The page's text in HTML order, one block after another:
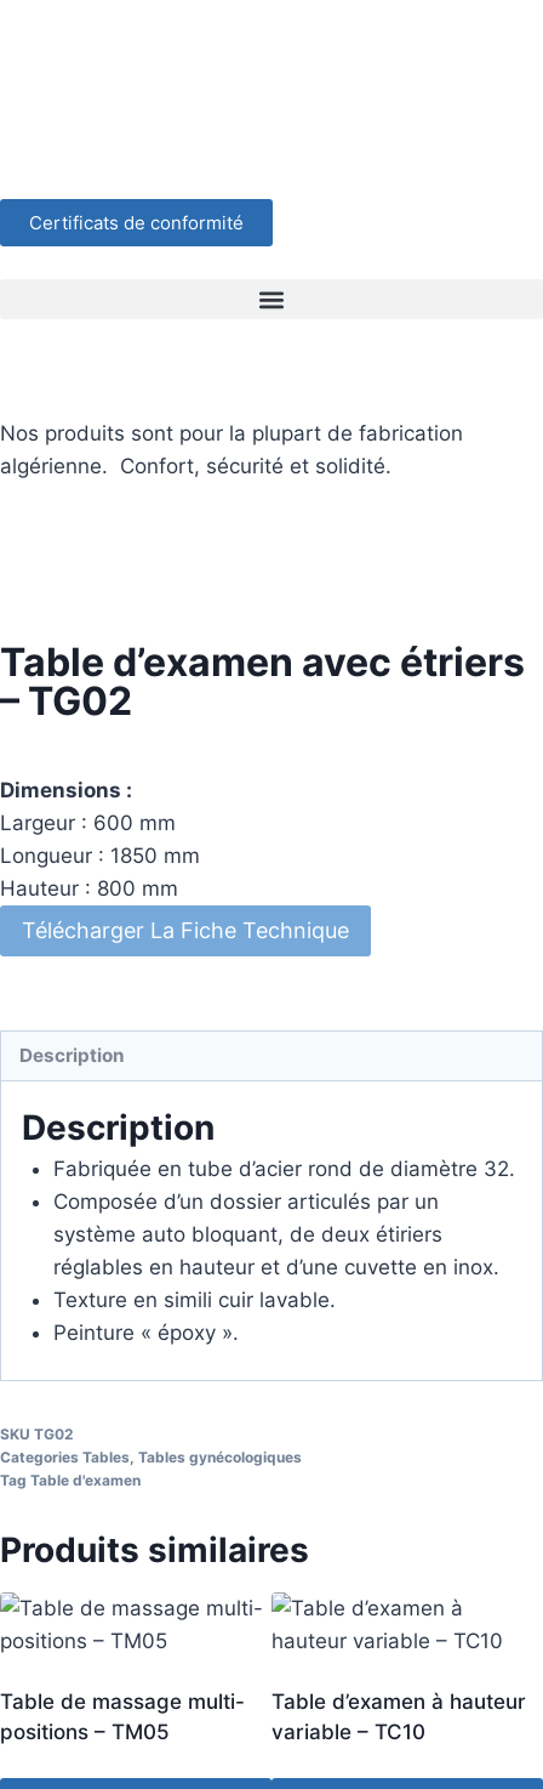
Certificats de conformité
Nos produits sont pour la plupart de fabrication
algérienne. Confort, sécurité et solidité.
Table d’examen avec étriers
– TG02
Dimensions :
Largeur : 600 mm
Longueur : 1850 mm
Hauteur : 800 mm
Télécharger La Fiche Technique
Description
Description
Fabriquée en tube d’acier rond de diamètre 32.
Composée d’un dossier articulés par un
système auto bloquant, de deux étiriers
réglables en hauteur et d’une cuvette en inox.
Texture en simili cuir lavable.
Peinture « époxy ».
SKU TG02
Categories Tables, Tables gynécologiques
Tag Table d'examen
Produits similaires
Table de massage multi-
positions – TM05
Table d’examen à hauteur
variable – TC10